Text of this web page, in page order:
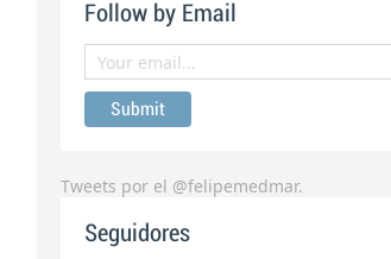
Follow by Email
Tweets por el @felipemedmar.
Seguidores